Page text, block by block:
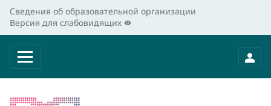
Сведения об образовательной организации
Версия для слабовидящих